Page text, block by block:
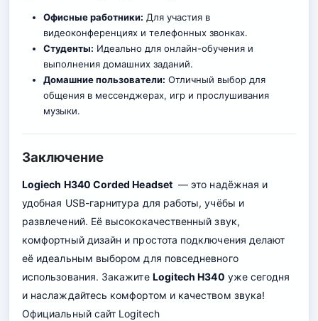
Офисные работники: Для участия в
видеоконференциях и телефонных звонках.
Студенты: Идеально для онлайн-обучения и
выполнения домашних заданий.
Домашние пользователи: Отличный выбор для
общения в мессенджерах, игр и прослушивания
музыки.
Заключение
Logiech H340 Corded Headset— это надёжная и
удобная USB-гарнитура для работы, учёбы и
развлечений. Её высококачественный звук,
комфортный дизайн и простота подключения делают
её идеальным выбором для повседневного
использования. Закажите Logitech H340 уже сегодня
и наслаждайтесь комфортом и качеством звука!
Официальный сайт Logitech